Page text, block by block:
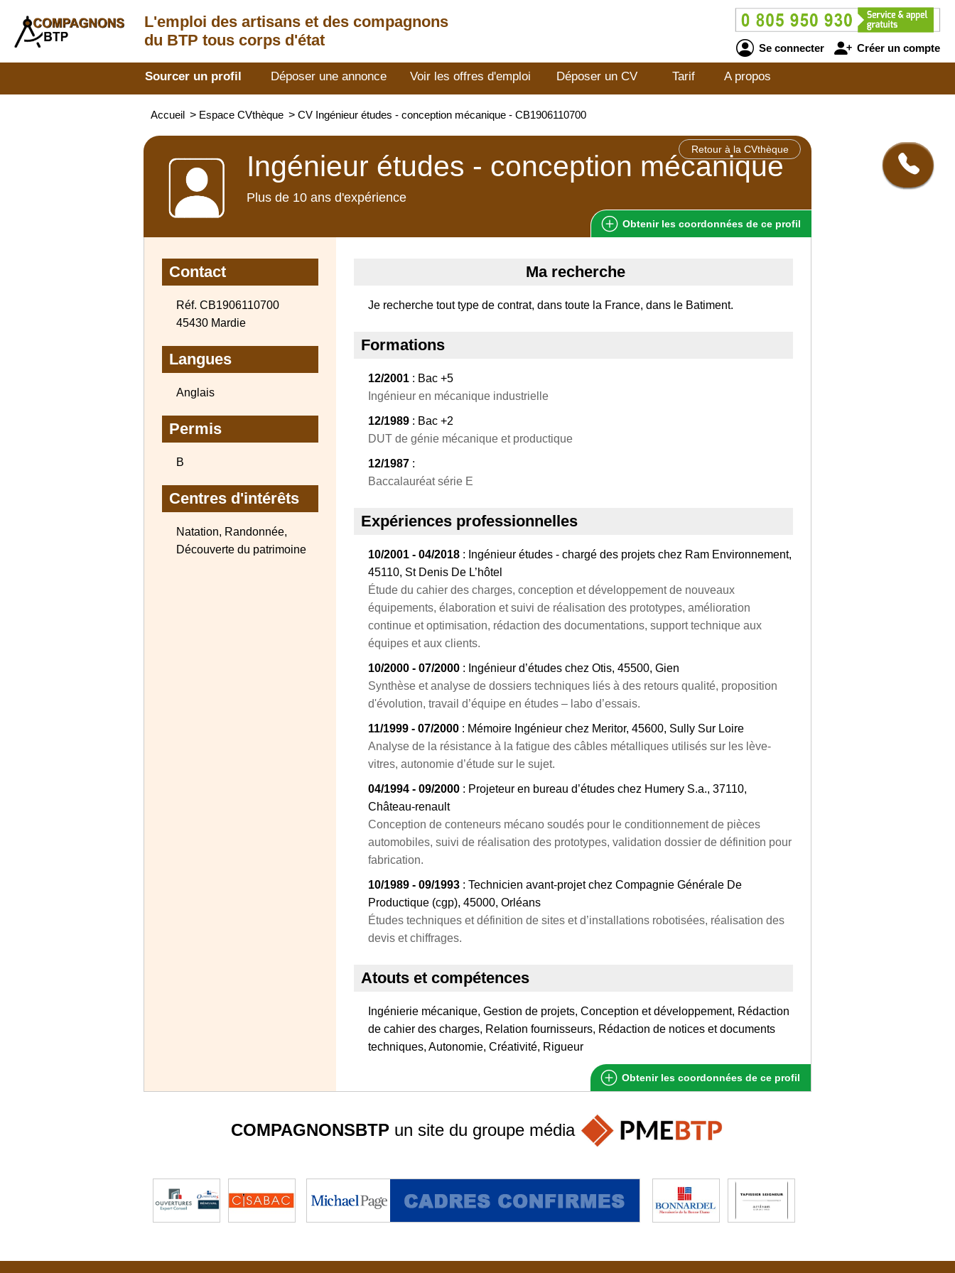
L'emploi des artisans et des compagnons
du BTP tous corps d'état
Se connecter Créer un compte
Sourcer un profil Déposer une annonce Voir les offres d'emploi Déposer un CV Tarif A propos
Accueil > Espace CVthèque > CV Ingénieur études - conception mécanique - CB1906110700
Retour à la CVthèque
Ingénieur études - conception mécanique
Plus de 10 ans d'expérience
Obtenir les coordonnées de ce profil
Contact
Réf. CB1906110700
45430 Mardie
Langues
Anglais
Permis
B
Centres d'intérêts
Natation, Randonnée,
Découverte du patrimoine
Ma recherche
Je recherche tout type de contrat, dans toute la France, dans le Batiment.
Formations
12/2001 : Bac +5
Ingénieur en mécanique industrielle
12/1989 : Bac +2
DUT de génie mécanique et productique
12/1987 :
Baccalauréat série E
Expériences professionnelles
10/2001 - 04/2018 : Ingénieur études - chargé des projets chez Ram Environnement,
45110, St Denis De L’hôtel
Étude du cahier des charges, conception et développement de nouveaux
équipements, élaboration et suivi de réalisation des prototypes, amélioration
continue et optimisation, rédaction des documentations, support technique aux
équipes et aux clients.
10/2000 - 07/2000 : Ingénieur d’études chez Otis, 45500, Gien
Synthèse et analyse de dossiers techniques liés à des retours qualité, proposition
d'évolution, travail d’équipe en études – labo d’essais.
11/1999 - 07/2000 : Mémoire Ingénieur chez Meritor, 45600, Sully Sur Loire
Analyse de la résistance à la fatigue des câbles métalliques utilisés sur les lève-
vitres, autonomie d’étude sur le sujet.
04/1994 - 09/2000 : Projeteur en bureau d’études chez Humery S.a., 37110,
Château-renault
Conception de conteneurs mécano soudés pour le conditionnement de pièces
automobiles, suivi de réalisation des prototypes, validation dossier de définition pour
fabrication.
10/1989 - 09/1993 : Technicien avant-projet chez Compagnie Générale De
Productique (cgp), 45000, Orléans
Études techniques et définition de sites et d’installations robotisées, réalisation des
devis et chiffrages.
Atouts et compétences
Ingénierie mécanique, Gestion de projets, Conception et développement, Rédaction
de cahier des charges, Relation fournisseurs, Rédaction de notices et documents
techniques, Autonomie, Créativité, Rigueur
Obtenir les coordonnées de ce profil
COMPAGNONSBTP un site du groupe média